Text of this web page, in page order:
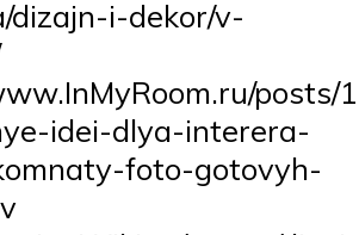
dizajn-i-dekor/v-
posts/
idei-dlya-interera-
foto-gotovyh-